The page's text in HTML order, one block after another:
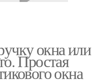
окна или
Простая
окна